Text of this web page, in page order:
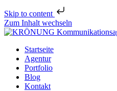
Skip to content
Zum Inhalt wechseln
Startseite
Agentur
Portfolio
Blog
Kontakt